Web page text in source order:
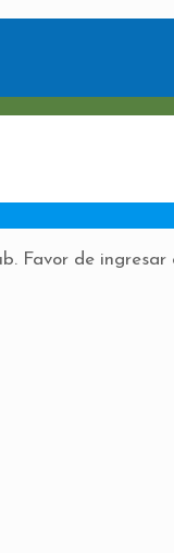
Favor de ingresar